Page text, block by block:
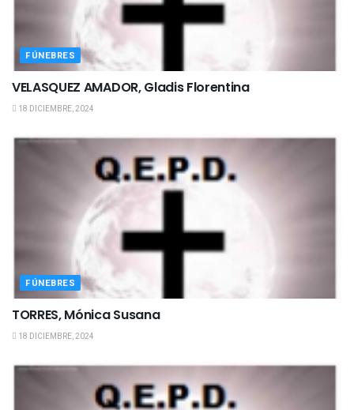
FÚNEBRES
VELASQUEZ AMADOR, Gladis Florentina
18 DICIEMBRE, 2024
FÚNEBRES
TORRES, Mónica Susana
18 DICIEMBRE, 2024